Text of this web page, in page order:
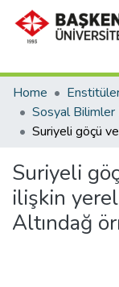
Home
Suriyeli
ilişkin
Altındağ